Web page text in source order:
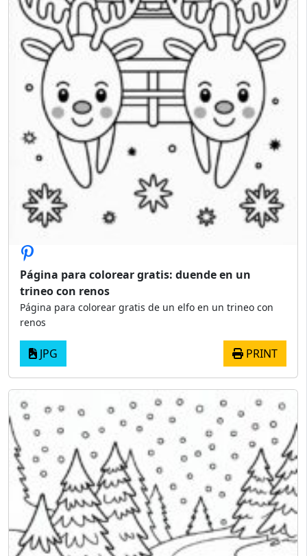
Página para colorear gratis: duende en un
trineo con renos
Página para colorear gratis de un elfo en un trineo con
renos
JPG PRINT